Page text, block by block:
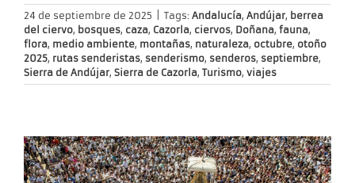
24 de septiembre de 2025 Tags: Andalucía, Andújar, berrea
del ciervo, bosques, caza, Cazorla, ciervos, Doñana, fauna,
flora, medio ambiente, montañas, naturaleza, octubre, otoño
2025, rutas senderistas, senderismo, senderos, septiembre,
Sierra de Andújar, Sierra de Cazorla, Turismo, viajes